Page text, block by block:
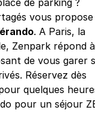
vous propose
. A Paris, la
Zenpark répond à
de vous garer
Réservez dès
quelques
pour un séjour